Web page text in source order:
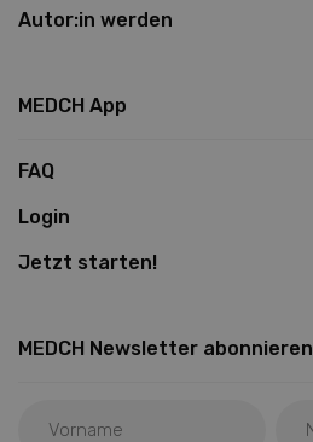
Autor:in werden
MEDCH App
FAQ
Login
Jetzt starten!
MEDCH Newsletter abonnieren